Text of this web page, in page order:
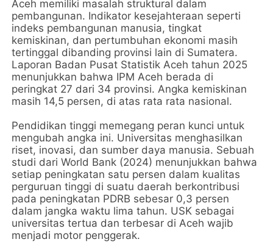
Aceh memiliki masalah struktural dalam
pembangunan. Indikator kesejahteraan seperti
indeks pembangunan manusia, tingkat
kemiskinan, dan pertumbuhan ekonomi masih
tertinggal dibanding provinsi lain di Sumatera.
Laporan Badan Pusat Statistik Aceh tahun 2025
menunjukkan bahwa IPM Aceh berada di
peringkat 27 dari 34 provinsi. Angka kemiskinan
masih 14,5 persen, di atas rata rata nasional.
Pendidikan tinggi memegang peran kunci untuk
mengubah angka ini. Universitas menghasilkan
riset, inovasi, dan sumber daya manusia. Sebuah
studi dari World Bank (2024) menunjukkan bahwa
setiap peningkatan satu persen dalam kualitas
perguruan tinggi di suatu daerah berkontribusi
pada peningkatan PDRB sebesar 0,3 persen
dalam jangka waktu lima tahun. USK sebagai
universitas tertua dan terbesar di Aceh wajib
menjadi motor penggerak.